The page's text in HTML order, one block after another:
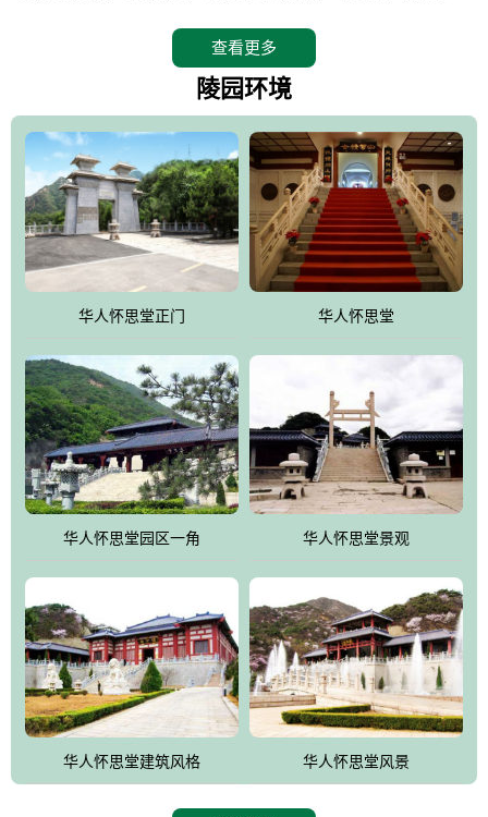
怀思堂辖区面积15万平方米，整体建筑面积5．8万平方米。主体建
筑有：怀思堂豪华墓室、礼祭大厅、随缘阁、百家姓觅宗长廊等。
仲、无字碑、香灯等。典型的仿秦、汉建筑风格。蓝色的琉璃瓦屋
顶，朱砂红的门、窗、柱、墙，汉白玉雕刻的雄狮、华表，花岗岩
铺成的路面和台阶，洒落其间的花卉、松柏与万里长城浑然一体、
气势宏伟、古朴端庄、别具一格。怀思堂大殿入口两侧是用蜡染技
术描绘的抽象派创意绘画，大环境中的长城文化与炎黄始祖，小环
境的绘画中的河流、山川、彩云、明月，意喻着往生者与长城同
伴，与祖宗同眠，他（她）们的思想与品德与山河同在，与日月同
辉。
怀思堂作为豪华室内骨灰存放处，将干支纪年、五行相生相克、天
人合一、太极八卦、生辰八字及生肖等有机结合到历史文化中。一
厅七千个福位分十二小区，按十二地支命名。客户选位，可依据生
肖、八字、时辰亦可参考地理方位、职业、兴趣爱好等等。堂中是
地宫陵寝式的，入口楹联选材于著名田园诗人陶渊明"亲戚或余悲，
他人亦已歌，死后何所道，托体同山阿"中的后两句。反应了回归大
雀，后玄武"的四大吉祥物铜雕挂件。
查看更多
陵园环境
华人怀思堂正门 华人怀思堂
华人怀思堂园区一角 华人怀思堂景观
华人怀思堂建筑风格 华人怀思堂风景